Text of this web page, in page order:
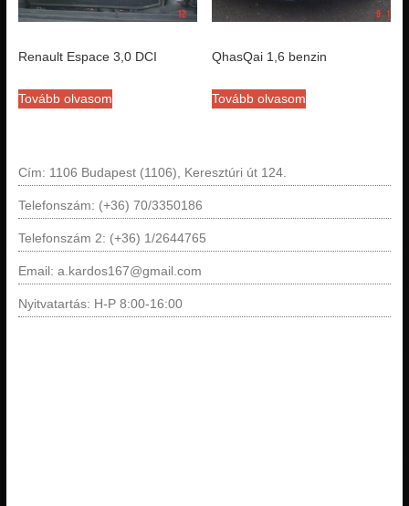
Renault Espace 3,0 DCI
Tovább olvasom
QhasQai 1,6 benzin
Tovább olvasom
Cím: 1106 Budapest (1106), Keresztúri út 124.
Telefonszám: (+36) 70/3350186
Telefonszám 2: (+36) 1/2644765
Email: a.kardos167@gmail.com
Nyitvatartás: H-P 8:00-16:00